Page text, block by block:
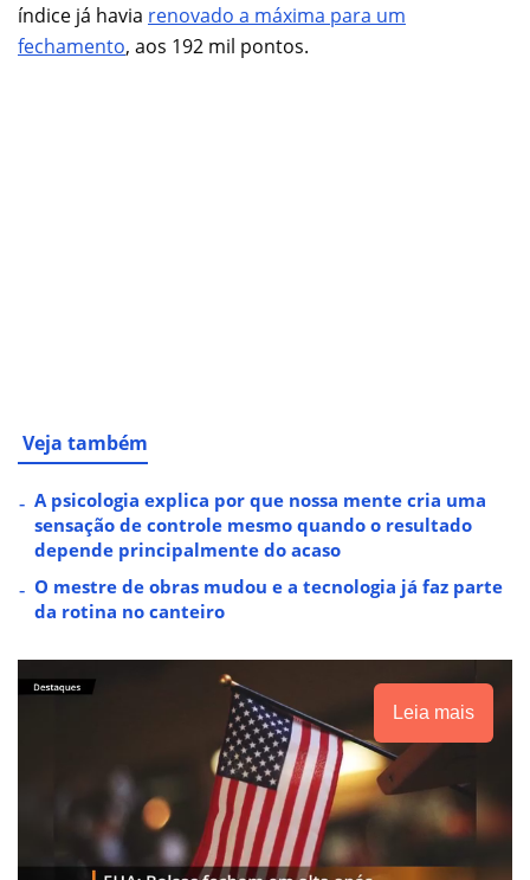
índice já havia renovado a máxima para um
fechamento, aos 192 mil pontos.
Veja também
A psicologia explica por que nossa mente cria uma
sensação de controle mesmo quando o resultado
depende principalmente do acaso
O mestre de obras mudou e a tecnologia já faz parte
da rotina no canteiro
Leia mais